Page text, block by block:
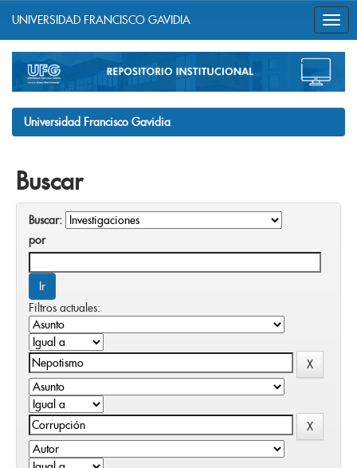
navigation
UNIVERSIDAD FRANCISCO GAVIDIA
Universidad Francisco Gavidia
Buscar
Buscar:
por
Filtros actuales: